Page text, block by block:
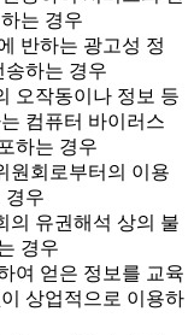
는 경우
반하는 광고성 정
송하는 경우
오작동이나 정보 등
컴퓨터 바이러스
하는 경우
원회로부터의 이용
경우
의 유권해석 상의 불
경우
여 얻은 정보를 교육
상업적으로 이용하